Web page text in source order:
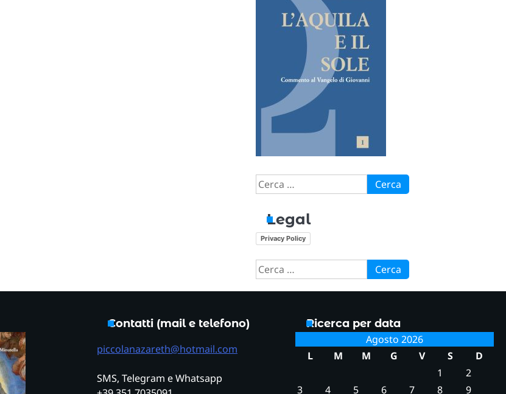
Ricerca
per:
Legal
Privacy Policy
Ricerca
per:
Contatti (mail e telefono)
piccolanazareth@hotmail.com
SMS, Telegram e Whatsapp
Ricerca per data
Agosto 2026
L
M M G V S
D
1
2
3
4 5 6 7 8 9